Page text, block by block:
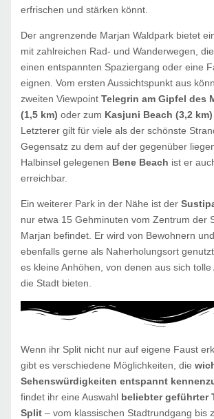
erfrischen und stärken könnt.
Der angrenzende Marjan Waldpark bietet
mit zahlreichen Rad- und Wanderwegen,
einen entspannten Spaziergang oder eine
eignen. Vom ersten Aussichtspunkt aus
zweiten Viewpoint Telegrin am Gipfel des
(1,5 km) oder zum Kasjuni Beach (3,2 km)
Letzterer gilt für viele als der schönste
Gegensatz zu dem auf der gegenüber
Halbinsel gelegenen Bene Beach ist er
erreichbar.
Ein weiterer Park in der Nähe ist der
nur etwa 15 Gehminuten vom Zentrum der
Marjan befindet. Er wird von Bewohnern
ebenfalls gerne als Naherholungsort
es kleine Anhöhen, von denen aus sich tolle
die Stadt bieten.
Wenn ihr Split nicht nur auf eigene Faust
gibt es verschiedene Möglichkeiten, die
Sehenswürdigkeiten entspannt
findet ihr eine Auswahlbeliebter geführter
Split– vom klassischen Stadtrundgang bis